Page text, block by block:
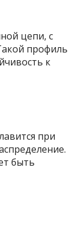
цепи, с
профиль
к
при
быть